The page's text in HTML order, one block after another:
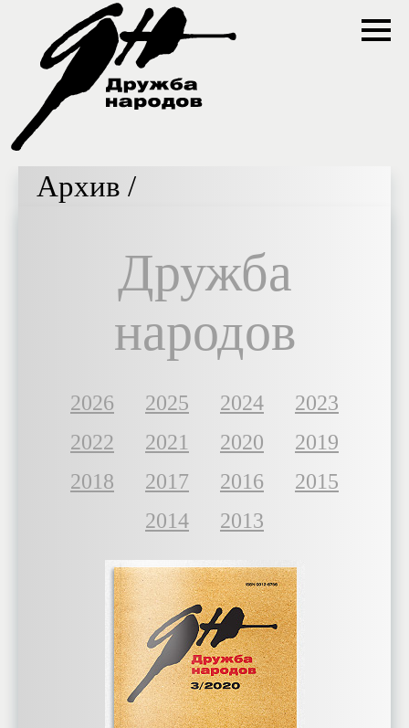
Архив /
Дружба
народов
2026 2025 2024
2023
2022
2021 2020
2019
2018
2017 2016
2015
2014
2013